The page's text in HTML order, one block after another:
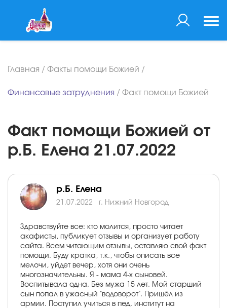
Главная / Факты помощи Божией /
Финансовые затруднения / Факт помощи Божией
Факт помощи Божией от
р.Б. Елена 21.07.2022
р.Б. Елена
21.07.2022 г. Нижний Новгород
Здравствуйте все: кто молится, просто читает
акафисты, публикует отзывы и организует работу
сайта. Всем читающим отзывы, оставляю свой факт
помощи. Буду кратка, т.к., чтобы описать все
мелочи, уйдет вечер, хотя они очень
многозначительны. Я - мама 4-х сыновей.
Воспитывала одна. Без мужа 15 лет. Мой старший
сын попал в ужасный "водоворот". Пришёл из
армии. Поступил учиться в пед. институт на